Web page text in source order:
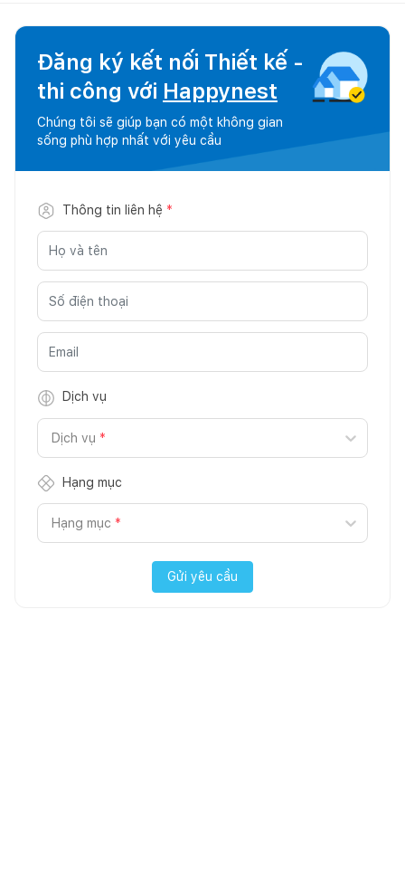
Đăng ký kết nối Thiết kế -
thi công với Happynest
Chúng tôi sẽ giúp bạn có một không gian
sống phù hợp nhất với yêu cầu
Thông tin liên hệ *
Dịch vụ
Dịch vụ *
Hạng mục
Hạng mục *
Gửi yêu cầu